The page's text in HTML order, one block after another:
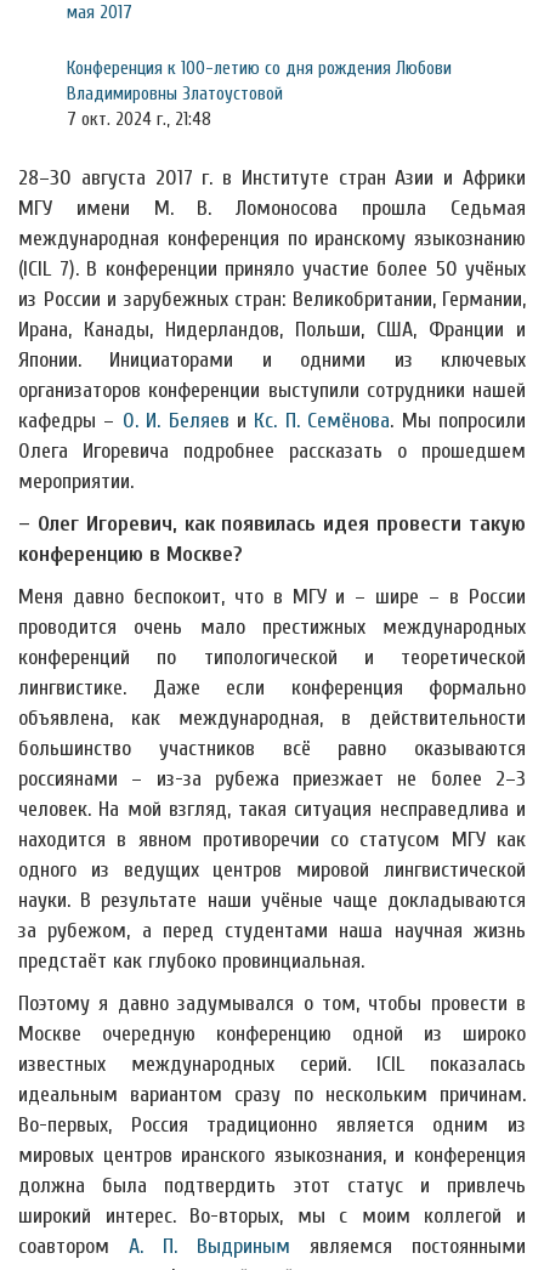
мая 2017
Конференция к 100-летию со дня рождения Любови
Владимировны Златоустовой
7 окт. 2024 г., 21:48
28–30 августа 2017 г. в Институте стран Азии и Африки
МГУ имени М. В. Ломоносова прошла Седьмая
международная конференция по иранскому языкознанию
(ICIL 7). В конференции приняло участие более 50 учёных
из России и зарубежных стран: Великобритании, Германии,
Ирана, Канады, Нидерландов, Польши, США, Франции и
Японии. Инициаторами и одними из ключевых
организаторов конференции выступили сотрудники нашей
кафедры – О. И. Беляев и Кс. П. Семёнова. Мы попросили
Олега Игоревича подробнее рассказать о прошедшем
мероприятии.
– Олег Игоревич, как появилась идея провести такую
конференцию в Москве?
Меня давно беспокоит, что в МГУ и – шире – в России
проводится очень мало престижных международных
конференций по типологической и теоретической
лингвистике. Даже если конференция формально
объявлена, как международная, в действительности
большинство участников всё равно оказываются
россиянами – из-за рубежа приезжает не более 2–3
человек. На мой взгляд, такая ситуация несправедлива и
находится в явном противоречии со статусом МГУ как
одного из ведущих центров мировой лингвистической
науки. В результате наши учёные чаще докладываются
за рубежом, а перед студентами наша научная жизнь
предстаёт как глубоко провинциальная.
Поэтому я давно задумывался о том, чтобы провести в
Москве очередную конференцию одной из широко
известных международных серий. ICIL показалась
идеальным вариантом сразу по нескольким причинам.
Во-первых, Россия традиционно является одним из
мировых центров иранского языкознания, и конференция
должна была подтвердить этот статус и привлечь
широкий интерес. Во-вторых, мы с моим коллегой и
соавтором А. П. Выдриным являемся постоянными